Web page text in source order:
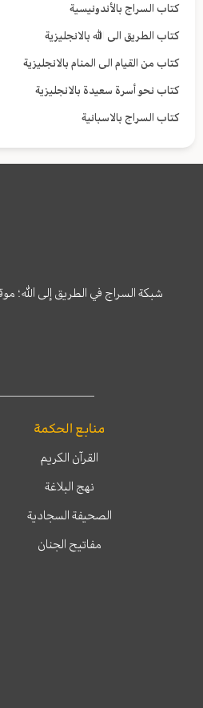
كتاب السراج بالأندونيسية
كتاب الطريق الى الله بالانجليزية
كتاب من القيام الى المنام بالانجليزية
كتاب نحو أسرة سعيدة بالانجليزية
كتاب السراج بالاسبانية
شبكة السراج في الطريق إلى الله؛
منابع الحكمة
القرآن الكريم
نهج البلاغة
الصحيفة السجادية
مفاتيح الجنان